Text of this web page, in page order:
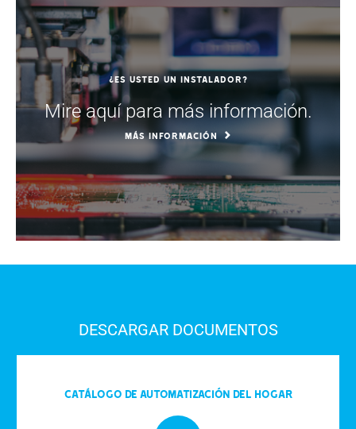
¿Es usted un instalador?
Mire aquí para más información.
MÁS INFORMACIÓN
DESCARGAR DOCUMENTOS
Catálogo de automatización del hogar